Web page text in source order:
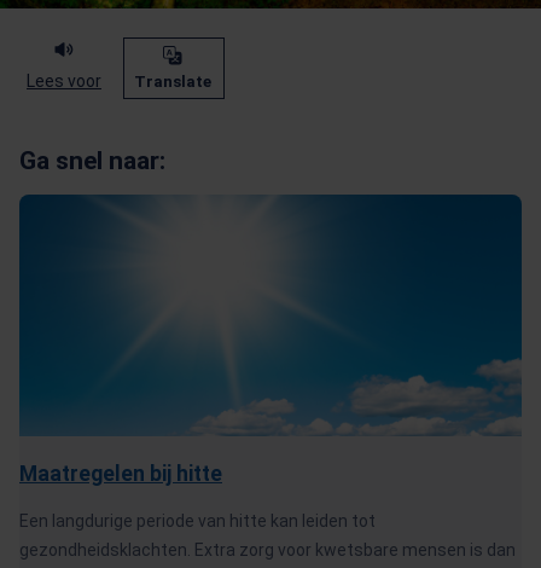
Lees voor Translate
Ga snel naar:
Maatregelen bij hitte
Een langdurige periode van hitte kan leiden tot
gezondheidsklachten. Extra zorg voor kwetsbare mensen is dan